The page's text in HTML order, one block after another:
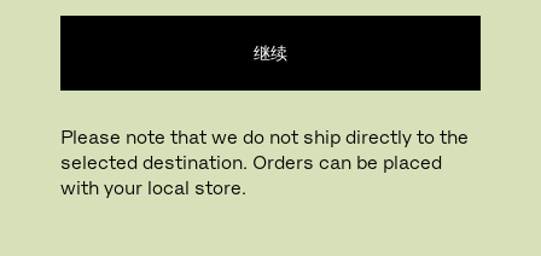
继续
Please note that we do not ship directly to the
selected destination. Orders can be placed
with your local store.